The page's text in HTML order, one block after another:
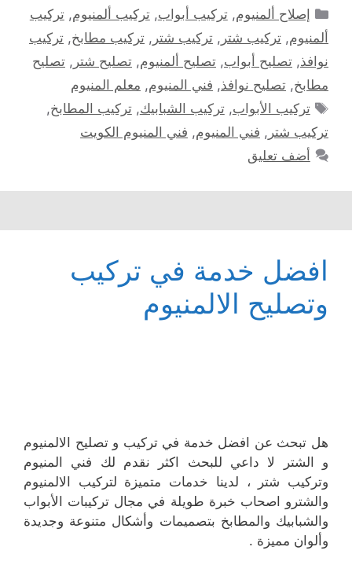
التصنيفات
إصلاح ألمنيوم,تركيب أبواب,تركيب ألمنيوم,تركيب
ألمنيوم, تركيب شتر , تركيب شتر , تركيب مطابخ, تركيب
نوافذ, تصليح أبواب, تصليح ألمنيوم, تصليح شتر , تصليح
مطابخ, تصليح نوافذ, فني المنيوم, معلم المنيوم
الوسوم
تركيب الأبواب,تركيب الشبابيك,تركيب المطابخ,
تركيب شتر , فني المنيوم, فني المنيوم الكويت
أضف تعليق
افضل خدمة في تركيب
وتصليح الالمنيوم
هل تبحث عن افضل خدمة في تركيب و تصليح الالمنيوم
و الشتر لا داعي للبحث اكثر نقدم لك فني المنيوم
وتركيب شتر ، لدينا خدمات متميزة لتركيب الالمنيوم
والشترو اصحاب خبرة طويلة في مجال تركيبات الأبواب
والشبابيك والمطابخ بتصميمات وأشكال متنوعة وجديدة
وألوان مميزة .